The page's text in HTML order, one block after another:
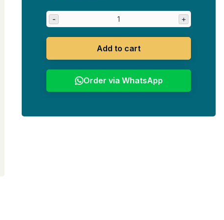
- +
Add to cart
Order via WhatsApp